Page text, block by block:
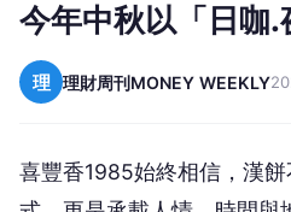
今年中秋以「日咖
理 理財周刊MONEY WEEKLY
喜豐香1985始終相信，漢